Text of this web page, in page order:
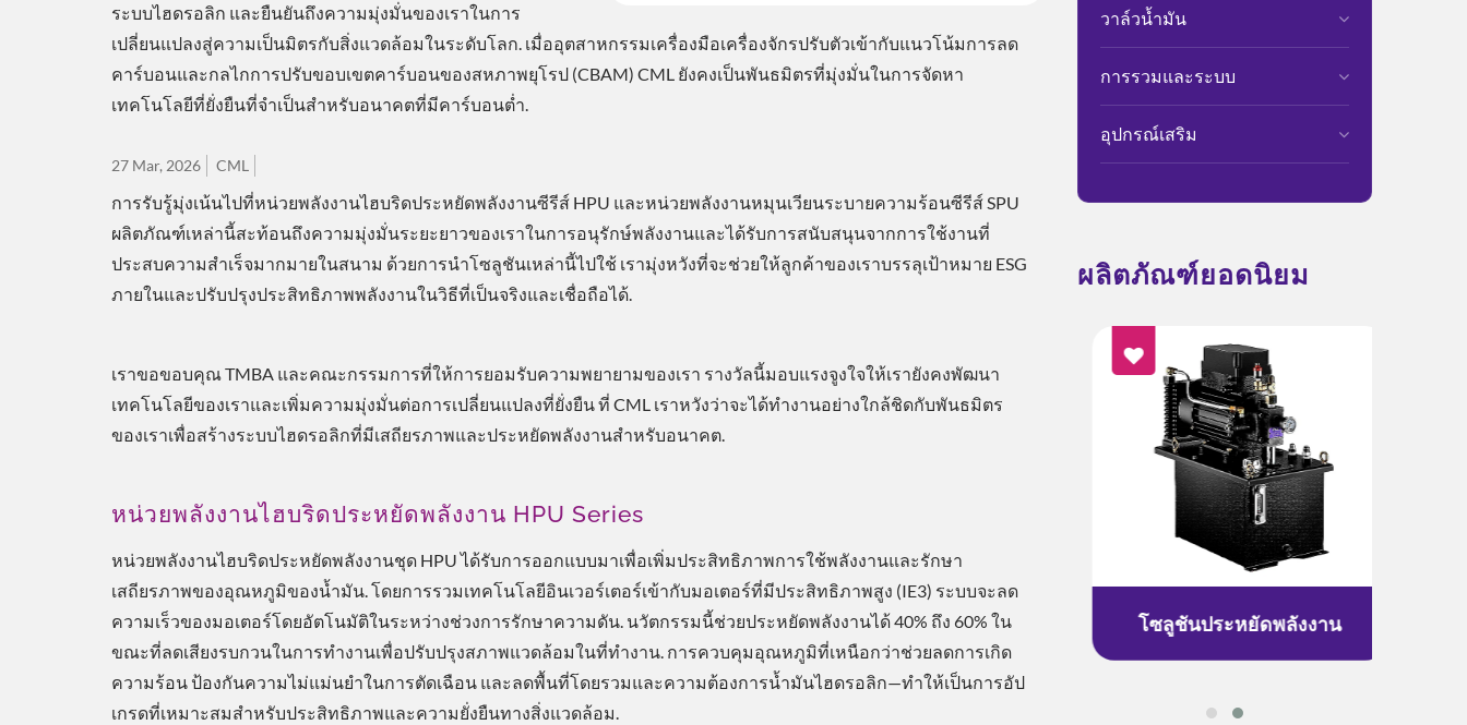
ระบบไฮดรอลิก และยืนยันถึงความมุ่งมั่นของเราในการ
เปลี่ยนแปลงสู่ความเป็นมิตรกับสิ่งแวดล้อมในระดับโลก. เมื่ออุตสาหกรรมเครื่องมือเครื่องจักรปรับตัวเข้ากับแนวโน้มการลด
คาร์บอนและกลไกการปรับขอบเขตคาร์บอนของสหภาพยุโรป (CBAM) CML ยังคงเป็นพันธมิตรที่มุ่งมั่นในการจัดหา
เทคโนโลยีที่ยั่งยืนที่จำเป็นสำหรับอนาคตที่มีคาร์บอนต่ำ.
27 Mar, 2026 CML
การรับรู้มุ่งเน้นไปที่หน่วยพลังงานไฮบริดประหยัดพลังงานซีรีส์ HPU และหน่วยพลังงานหมุนเวียนระบายความร้อนซีรีส์ SPU
ผลิตภัณฑ์เหล่านี้สะท้อนถึงความมุ่งมั่นระยะยาวของเราในการอนุรักษ์พลังงานและได้รับการสนับสนุนจากการใช้งานที่
ประสบความสำเร็จมากมายในสนาม ด้วยการนำโซลูชันเหล่านี้ไปใช้ เรามุ่งหวังที่จะช่วยให้ลูกค้าของเราบรรลุเป้าหมาย ESG
ภายในและปรับปรุงประสิทธิภาพพลังงานในวิธีที่เป็นจริงและเชื่อถือได้.
เราขอขอบคุณ TMBA และคณะกรรมการที่ให้การยอมรับความพยายามของเรา รางวัลนี้มอบแรงจูงใจให้เรายังคงพัฒนา
เทคโนโลยีของเราและเพิ่มความมุ่งมั่นต่อการเปลี่ยนแปลงที่ยั่งยืน ที่ CML เราหวังว่าจะได้ทำงานอย่างใกล้ชิดกับพันธมิตร
ของเราเพื่อสร้างระบบไฮดรอลิกที่มีเสถียรภาพและประหยัดพลังงานสำหรับอนาคต.
หน่วยพลังงานไฮบริดประหยัดพลังงาน HPU Series
หน่วยพลังงานไฮบริดประหยัดพลังงานชุด HPU ได้รับการออกแบบมาเพื่อเพิ่มประสิทธิภาพการใช้พลังงานและรักษา
เสถียรภาพของอุณหภูมิของน้ำมัน. โดยการรวมเทคโนโลยีอินเวอร์เตอร์เข้ากับมอเตอร์ที่มีประสิทธิภาพสูง (IE3) ระบบจะลด
ความเร็วของมอเตอร์โดยอัตโนมัติในระหว่างช่วงการรักษาความดัน. นวัตกรรมนี้ช่วยประหยัดพลังงานได้ 40% ถึง 60% ใน
ขณะที่ลดเสียงรบกวนในการทำงานเพื่อปรับปรุงสภาพแวดล้อมในที่ทำงาน. การควบคุมอุณหภูมิที่เหนือกว่าช่วยลดการเกิด
ความร้อน ป้องกันความไม่แม่นยำในการตัดเฉือน และลดพื้นที่โดยรวมและความต้องการน้ำมันไฮดรอลิก—ทำให้เป็นการอัป
เกรดที่เหมาะสมสำหรับประสิทธิภาพและความยั่งยืนทางสิ่งแวดล้อม.
วาล์วน้ำมัน
การรวมและระบบ
อุปกรณ์เสริม
ผลิตภัณฑ์ยอดนิยม
โซลูชันการระบายความร้อน
ESG
โซลูชันประหยัดพลังงาน
โซลูชันการระบายความร้อน
ESG
โซลูชันประหยัดพลังงาน